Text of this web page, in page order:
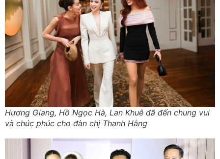
Hương Giang, Hồ Ngọc Hà, Lan Khuê đã đến chung vui
và chúc phúc cho đàn chị Thanh Hằng